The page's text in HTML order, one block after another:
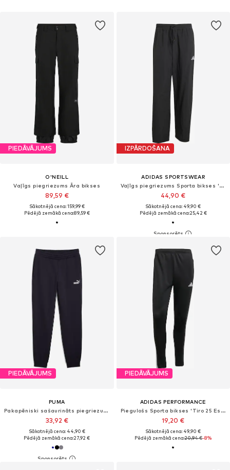
PIEDĀVĀJUMS
O'NEILL
Vaļīgs piegriezums Āra bikses
89,59 €
Sākotnējā cena: 159,99 €
Pēdējā zemākā cena:89,59 €
IZPĀRDOŠANA
ADIDAS SPORTSWEAR
Vaļīgs piegriezums Sporta bikses 'Essential'
44,90 €
Sākotnējā cena: 49,90 €
Pēdējā zemākā cena:25,42 €
PIEDĀVĀJUMS
PUMA
Pakapēniski sašaurināts piegriezums Sporta bikses 'ESS No. 1'
33,92 €
Sākotnējā cena: 44,90 €
Pēdējā zemākā cena:27,92 €
PIEDĀVĀJUMS
ADIDAS PERFORMANCE
Piegulošs Sporta bikses 'Tiro 25 Essentials'
19,20 €
Sākotnējā cena: 49,90 €
Pēdējā zemākā cena:20,94 €-8%